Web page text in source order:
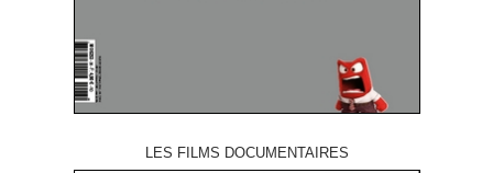
LES FILMS DOCUMENTAIRES